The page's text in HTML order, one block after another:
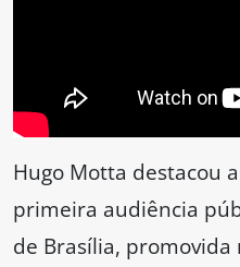
Hugo Motta destacou
primeira audiência
de Brasília, promovida